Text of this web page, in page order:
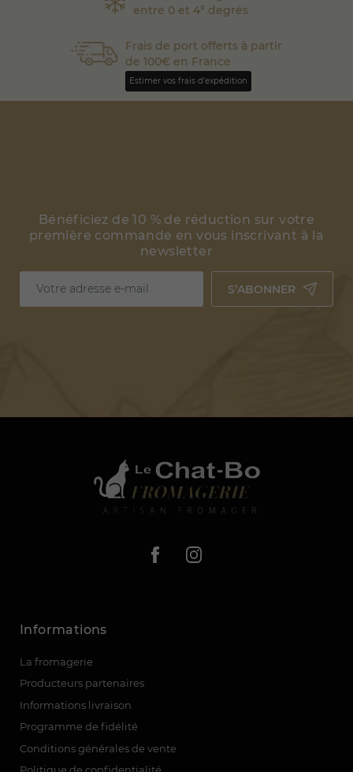
entre 0 et 4° degrés
Frais de port offerts à partir
de 100€ en France
Estimer vos frais d'expédition
Bénéficiez de 10 % de réduction sur votre
première commande en vous inscrivant à la
newsletter
S’ABONNER
Informations
La fromagerie
Producteurs partenaires
Informations livraison
Programme de fidélité
Conditions générales de vente